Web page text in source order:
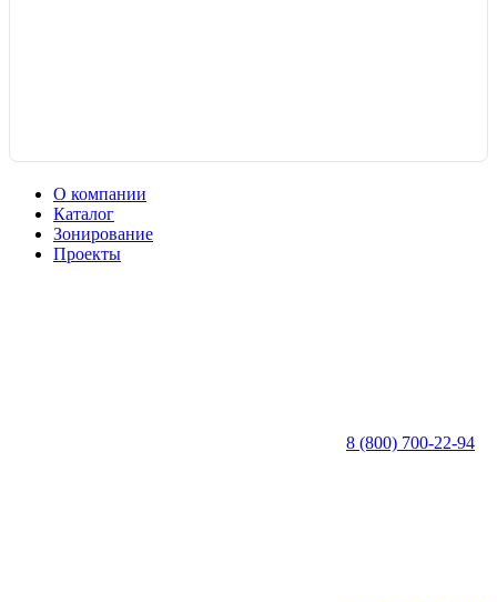
О компании
Каталог
Зонирование
Проекты
8 (800) 700-22-94